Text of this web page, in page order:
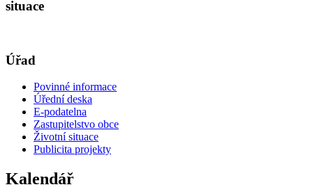
situace
Úřad
Povinné informace
Úřední deska
E-podatelna
Zastupitelstvo obce
Životní situace
Publicita projekty
Kalendář